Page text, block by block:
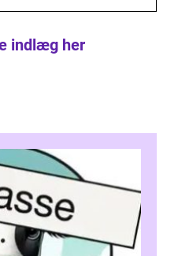
indlæg her